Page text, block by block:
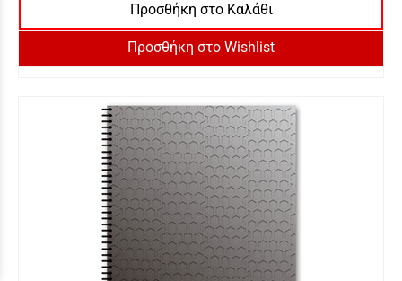
Προσθήκη στο Καλάθι
Προσθήκη στο Wishlist